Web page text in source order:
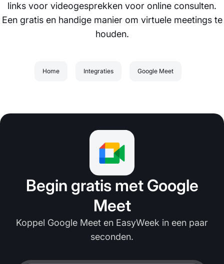
links voor videogesprekken voor online consulten.
Een gratis en handige manier om virtuele meetings te
houden.
Home Integraties Google Meet
Begin gratis met Google
Meet
Koppel Google Meet en EasyWeek in een paar
seconden.